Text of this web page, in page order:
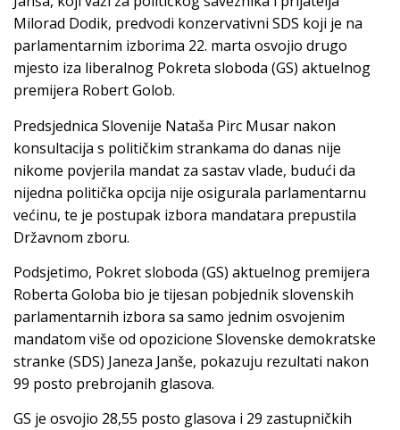
Milorad Dodik, predvodi konzervativni SDS koji je na
parlamentarnim izborima 22. marta osvojio drugo
mjesto iza liberalnog Pokreta sloboda (GS) aktuelnog
premijera Robert Golob.
Predsjednica Slovenije Nataša Pirc Musar nakon
konsultacija s političkim strankama do danas nije
nikome povjerila mandat za sastav vlade, budući da
nijedna politička opcija nije osigurala parlamentarnu
većinu, te je postupak izbora mandatara prepustila
Državnom zboru.
Podsjetimo, Pokret sloboda (GS) aktuelnog premijera
Roberta Goloba bio je tijesan pobjednik slovenskih
parlamentarnih izbora sa samo jednim osvojenim
mandatom više od opozicione Slovenske demokratske
stranke (SDS) Janeza Janše, pokazuju rezultati nakon
99 posto prebrojanih glasova.
GS je osvojio 28,55 posto glasova i 29 zastupničkih